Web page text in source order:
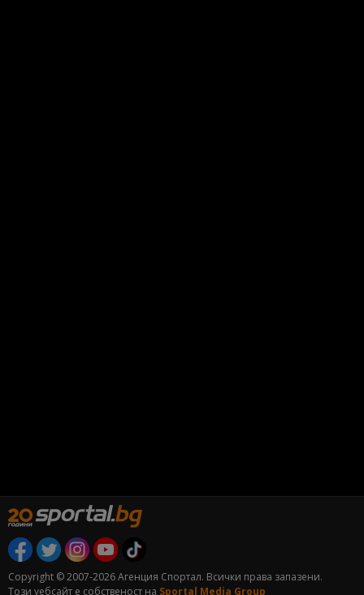
Copyright © 2007-2026 Агенция Спортал. Всички права запазени.
Този уебсайт е собственост на Sportal Media Group